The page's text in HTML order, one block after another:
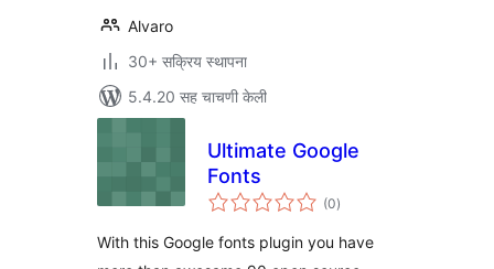
Alvaro
30+ सक्रिय स्थापना
5.4.20 सह चाचणी केली
Ultimate Google
Fonts
(0एकूण
मूल्यांकन
)
With this Google fonts plugin you have